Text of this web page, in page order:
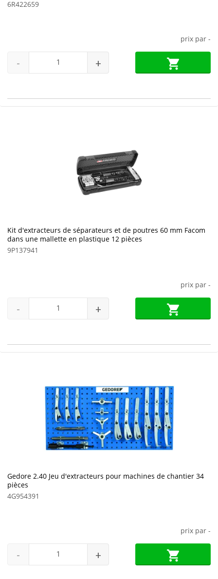
6R422659
prix par -
- +
Kit d'extracteurs de séparateurs et de poutres 60 mm Facom
dans une mallette en plastique 12 pièces
9P137941
prix par -
- +
Gedore 2.40 Jeu d'extracteurs pour machines de chantier 34
pièces
4G954391
prix par -
- +